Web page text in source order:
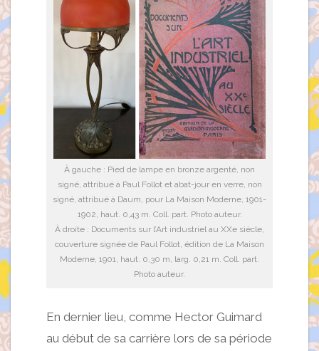
À gauche : Pied de lampe en bronze argenté, non
signé, attribué à Paul Follot et abat-jour en verre, non
signé, attribué à Daum, pour La Maison Moderne, 1901-
1902, haut. 0,43 m. Coll. part. Photo auteur.
À droite : Documents sur l’Art industriel au XXe siècle,
couverture signée de Paul Follot, édition de La Maison
Moderne, 1901, haut. 0,30 m, larg. 0,21 m. Coll. part.
Photo auteur.
En dernier lieu, comme Hector Guimard
au début de sa carrière lors de sa période